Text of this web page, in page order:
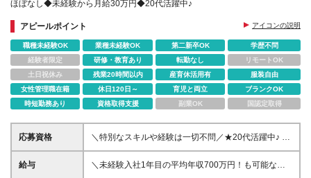
ほぼなし◆未経験から月給30万円◆20代活躍中♪
アピールポイント アイコンの説明
職種未経験OK 業種未経験OK 第二新卒OK
学歴不問
経験者限定
研修・教育あり 転勤なし
リモートOK
土日祝休み
残業20時間以内 産育休活用有
服装自由
女性管理職在籍
休日120日～ 育児と両立
ブランクOK
時短勤務あり
資格取得支援 副業OK 国認定取得
応募資格
＼特別なスキルや経験は一切不問／★20代活躍中♪ ◆
未経験・第二新卒歓迎 ◆学歴不問 ◆ブランクOK 今回
の採用では人柄を重視しています。 あなたの素直な
給与
＼未経験入社1年目の平均年収700万円！も可能な評